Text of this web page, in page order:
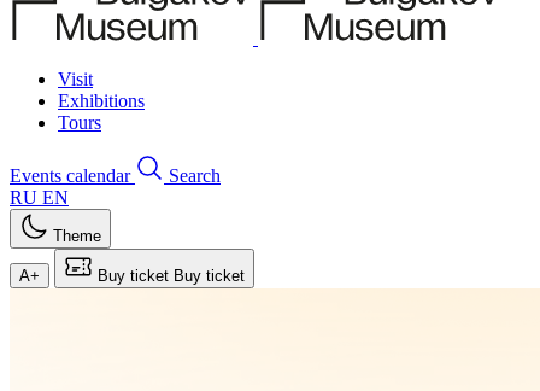
Visit
Exhibitions
Tours
Events calendar
Search
RU EN
Theme
A+ Buy ticket Buy ticket